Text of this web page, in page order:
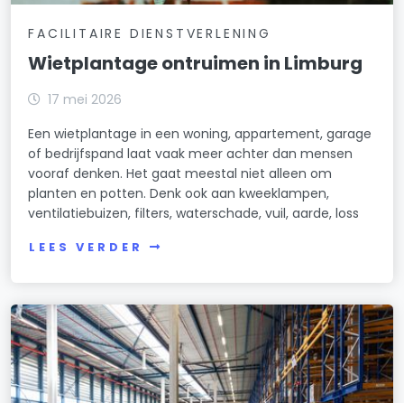
FACILITAIRE DIENSTVERLENING
Wietplantage ontruimen in Limburg
17 mei 2026
Een wietplantage in een woning, appartement, garage
of bedrijfspand laat vaak meer achter dan mensen
vooraf denken. Het gaat meestal niet alleen om
planten en potten. Denk ook aan kweeklampen,
ventilatiebuizen, filters, waterschade, vuil, aarde, loss
LEES VERDER